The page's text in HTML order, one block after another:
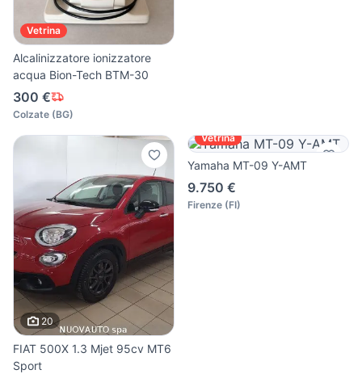
Vetrina
Alcalinizzatore ionizzatore
acqua Bion-Tech BTM-30
300 €
Colzate (BG)
20
FIAT 500X 1.3 Mjet 95cv MT6
Sport
Vetrina
Yamaha MT-09 Y-AMT
9.750 €
Firenze (FI)